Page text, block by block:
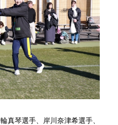
真琴選手、岸川奈津希選手、